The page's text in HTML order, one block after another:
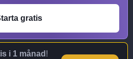
gratis
i 1 månad !